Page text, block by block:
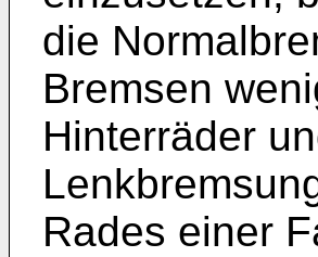
die
Bremsen
Hinterräder
Rades einer